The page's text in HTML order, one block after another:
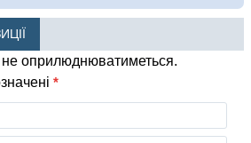
оприлюднюватиметься.
*